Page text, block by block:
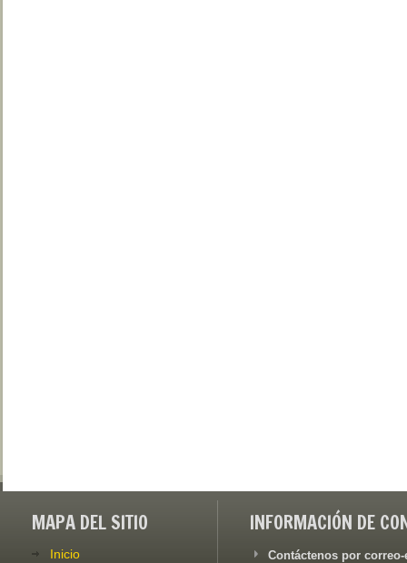
MAPA DEL SITIO
Inicio
INFORMACIÓN DE
Contáctenos por